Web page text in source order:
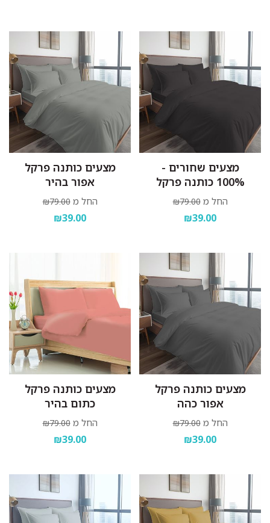
מצעים שחורים -
100% כותנה פרקל
החל מ ₪79.00
₪39.00
מצעים כותנה פרקל
אפור בהיר
החל מ ₪79.00
₪39.00
מצעים כותנה פרקל
אפור כהה
החל מ ₪79.00
₪39.00
מצעים כותנה פרקל
כתום בהיר
החל מ ₪79.00
₪39.00